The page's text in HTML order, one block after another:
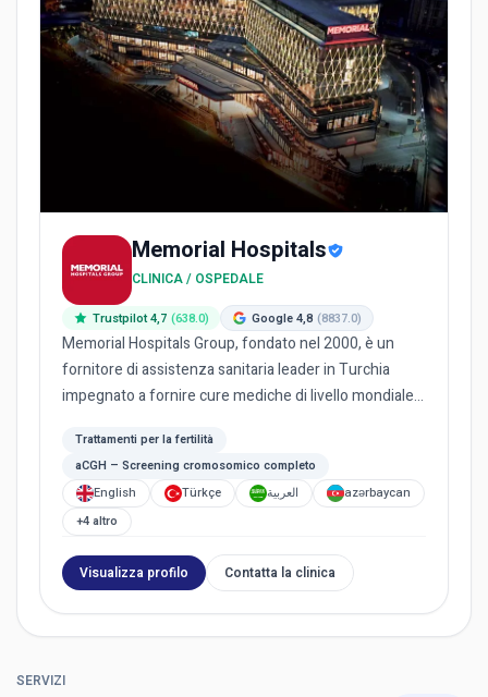
Memorial Hospitals
CLINICA / OSPEDALE
Trustpilot 4,7 (638.0) Google 4,8 (8837.0)
Memorial Hospitals Group, fondato nel 2000, è un
fornitore di assistenza sanitaria leader in Turchia
impegnato a fornire cure mediche di livello mondiale.
Trattamenti per la fertilità
aCGH – Screening cromosomico completo
English
Türkçe العربية
azərbaycan
+4 altro
Visualizza profilo Contatta la clinica
SERVIZI